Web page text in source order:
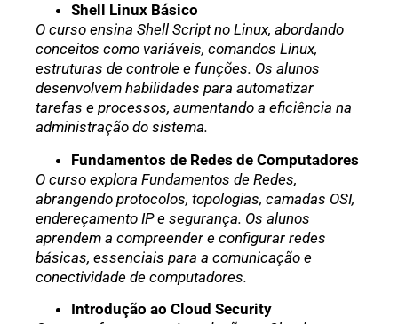
Shell Linux Básico
O curso ensina Shell Script no Linux, abordando
conceitos como variáveis, comandos Linux,
estruturas de controle e funções. Os alunos
desenvolvem habilidades para automatizar
tarefas e processos, aumentando a eficiência na
administração do sistema.
Fundamentos de Redes de Computadores
O curso explora Fundamentos de Redes,
abrangendo protocolos, topologias, camadas OSI,
endereçamento IP e segurança. Os alunos
aprendem a compreender e configurar redes
básicas, essenciais para a comunicação e
conectividade de computadores.
Introdução ao Cloud Security